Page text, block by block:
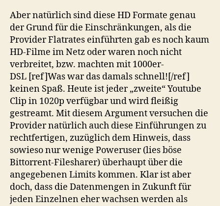
Aber natürlich sind diese HD Formate genau
der Grund für die Einschränkungen, als die
Provider Flatrates einführten gab es noch kaum
HD-Filme im Netz oder waren noch nicht
verbreitet, bzw. machten mit 1000er-
DSL [ref]Was war das damals schnell![/ref]
keinen Spaß. Heute ist jeder „zweite“ Youtube
Clip in 1020p verfügbar und wird fleißig
gestreamt. Mit diesem Argument versuchen die
Provider natürlich auch diese Einführungen zu
rechtfertigen, zuzüglich dem Hinweis, dass
sowieso nur wenige Poweruser (lies böse
Bittorrent-Filesharer) überhaupt über die
angegebenen Limits kommen. Klar ist aber
doch, dass die Datenmengen in Zukunft für
jeden Einzelnen eher wachsen werden als